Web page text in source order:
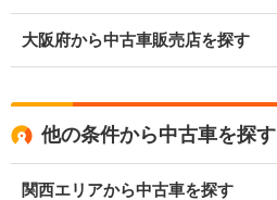
大阪府から中古車販売店を探す
他の条件から中古車を探す
関西エリアから中古車を探す